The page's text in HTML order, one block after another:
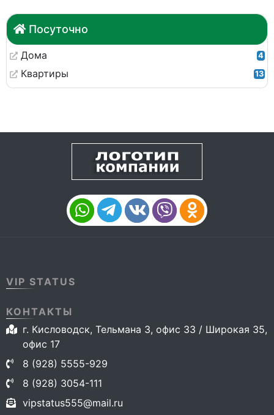
Посуточно
Дома 4
Квартиры 13
VIP STATUS
КОНТАКТЫ
г. Кисловодск, Тельмана 3, офис 33 / Широкая 35,
офис 17
8 (928) 5555-929
8 (928) 3054-111
vipstatus555@mail.ru